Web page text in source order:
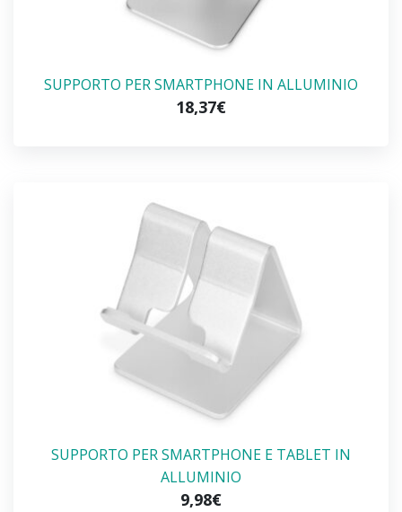
SUPPORTO PER SMARTPHONE IN ALLUMINIO
18,37€
SUPPORTO PER SMARTPHONE E TABLET IN
ALLUMINIO
9,98€